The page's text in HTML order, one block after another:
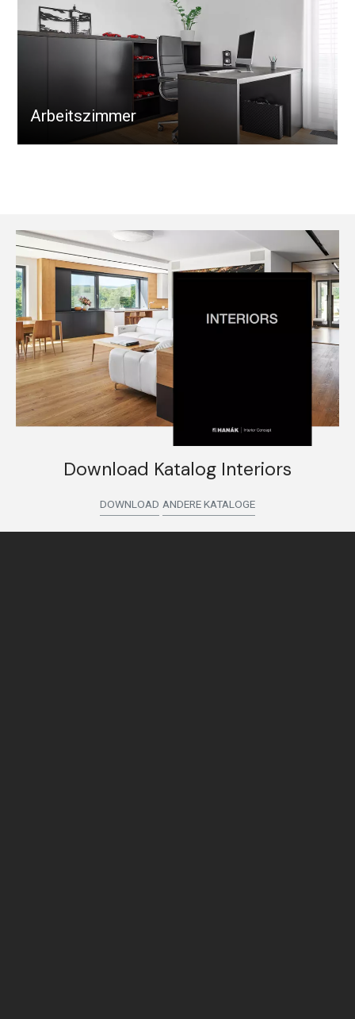
Arbeitszimmer
Download Katalog Interiors
DOWNLOAD ANDERE KATALOGE